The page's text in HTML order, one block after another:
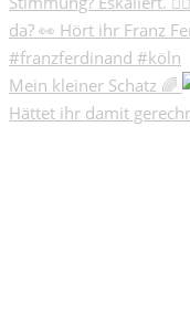
Mein kleiner Schatz 🌈
Hättet ihr damit